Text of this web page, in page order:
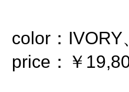
color：IVORY
price：￥